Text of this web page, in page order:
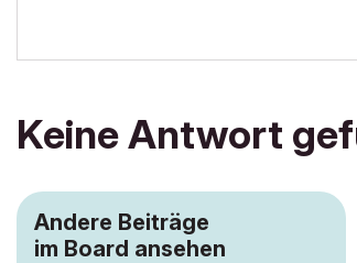
Keine Antwort
Andere Beiträge
im Board ansehen